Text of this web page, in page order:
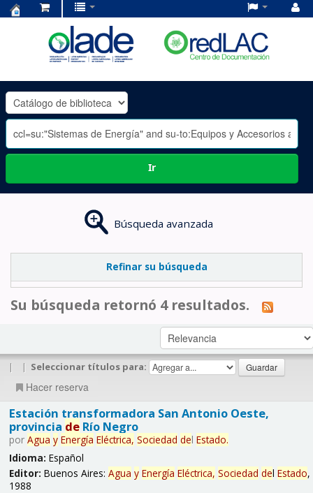
OLADE
-
Ir
Búsqueda avanzada
Refinar su búsqueda
Su búsqueda retornó 4 resultados.
| | Seleccionar títulos para:
Hacer reserva
Estación transformadora San Antonio Oeste,
provincia deRío Negro
por Agua y Energía Eléctrica, Sociedad del Estado.
Idioma: Español
Editor: Buenos Aires: Agua y Energía Eléctrica, Sociedad del Estado,
1988